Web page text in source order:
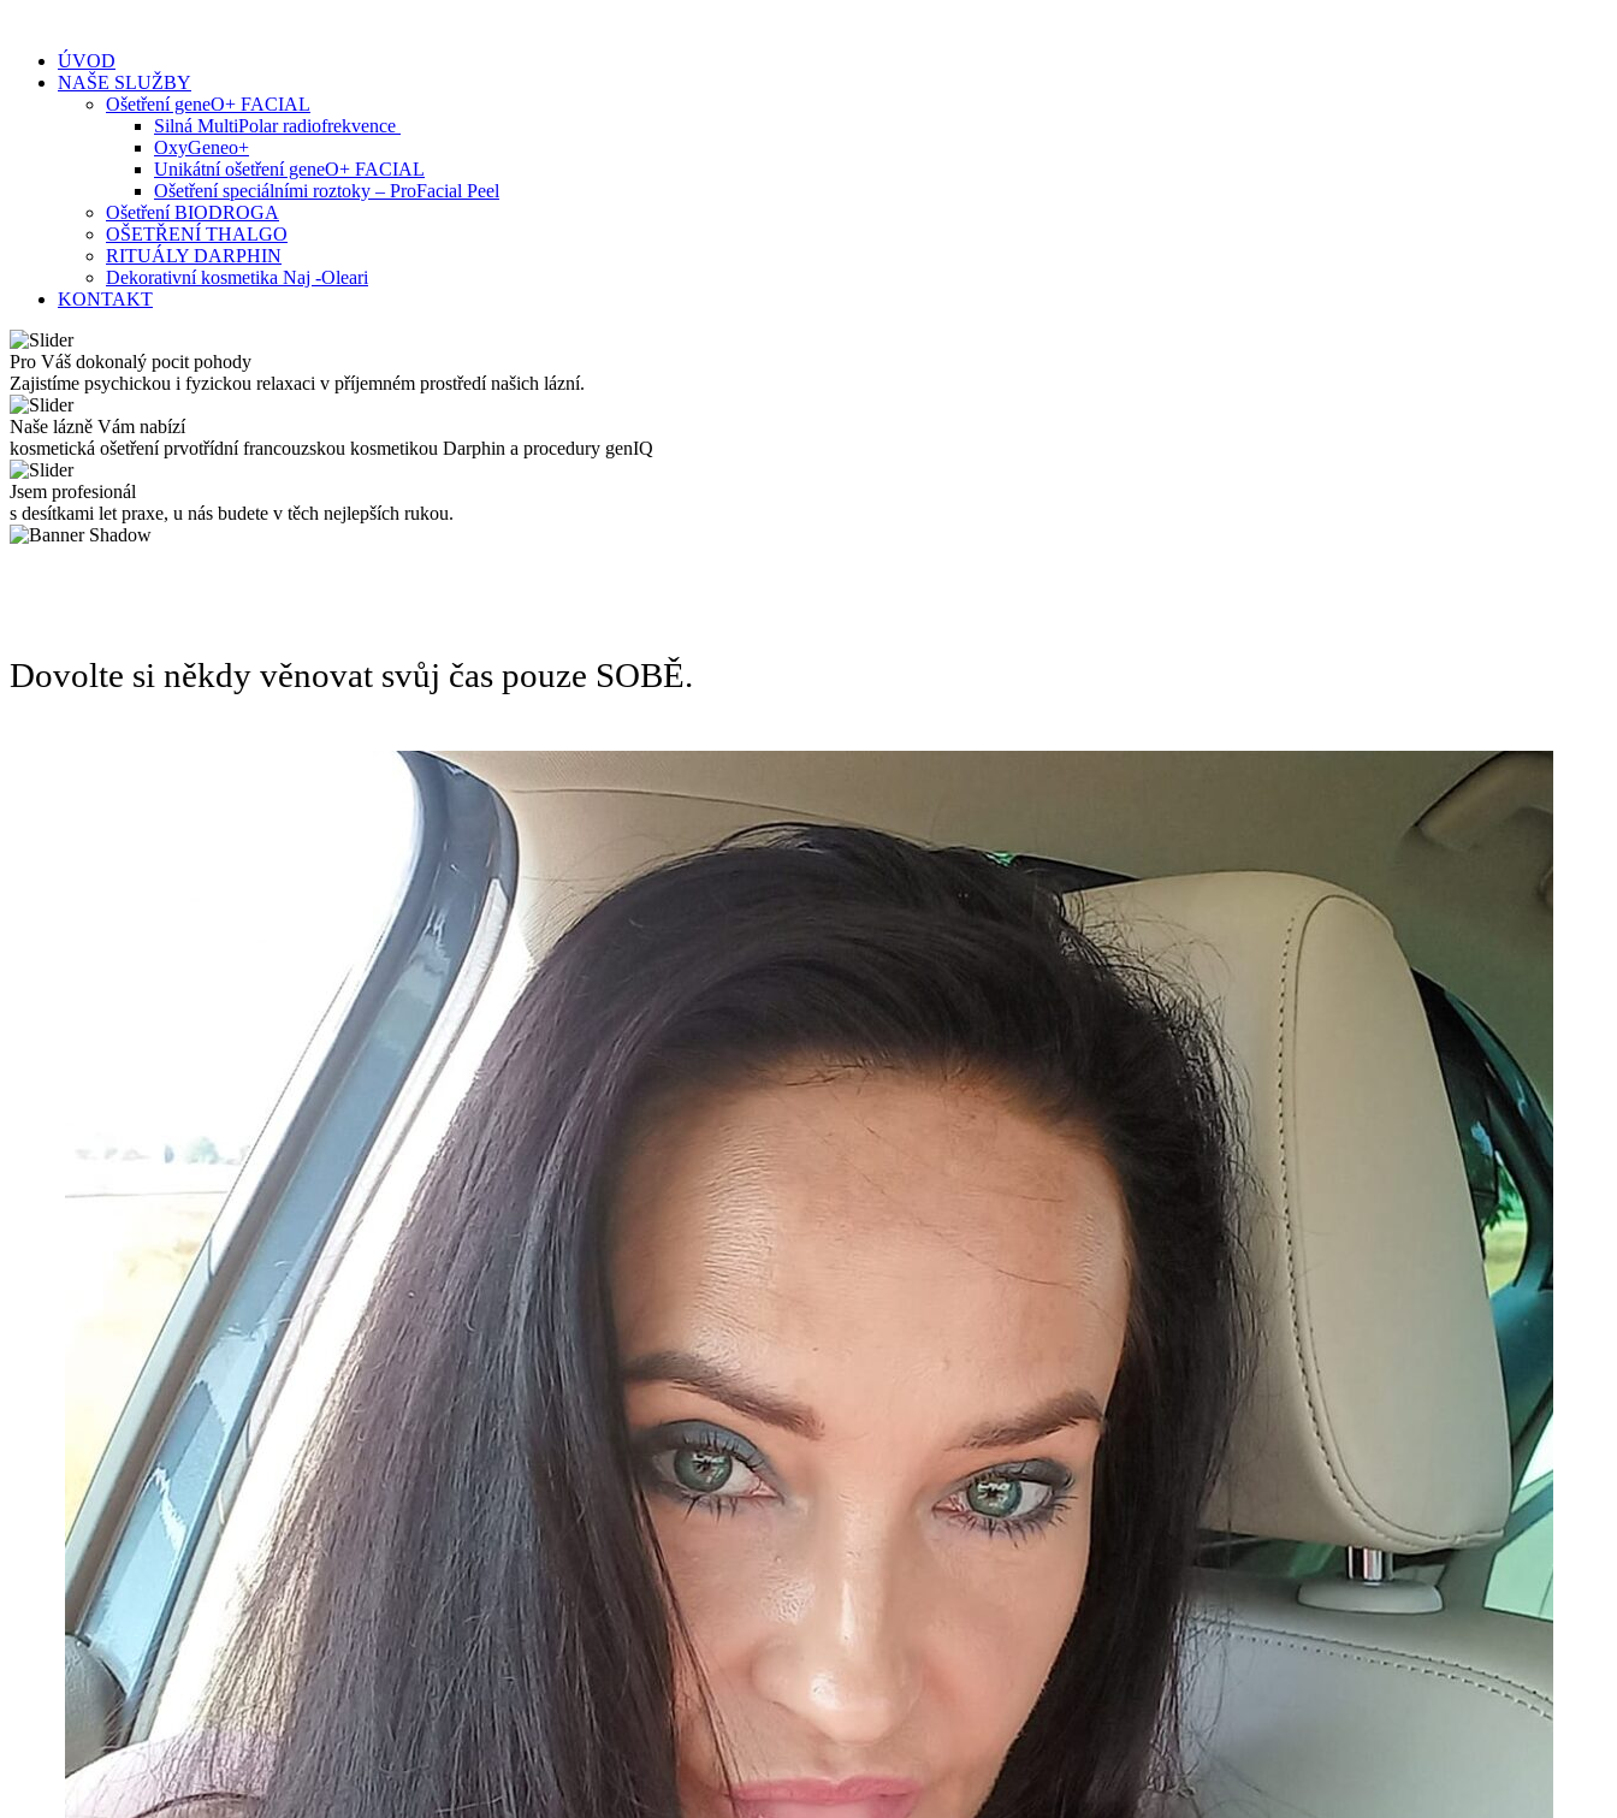
contentÚVOD
NAŠE SLUŽBY
Ošetření geneO+ FACIAL
Silná MultiPolar radiofrekvence
OxyGeneo+
Unikátní ošetření geneO+ FACIAL
Ošetření speciálními roztoky – ProFacial Peel
Ošetření BIODROGA
OŠETŘENÍ THALGO
RITUÁLY DARPHIN
Dekorativní kosmetika Naj -Oleari
KONTAKT
Pro Váš dokonalý pocit pohody
Zajistíme psychickou i fyzickou relaxaci v příjemném prostředí našich lázní.
Naše lázně Vám nabízí
kosmetická ošetření prvotřídní francouzskou kosmetikou Darphin a procedury genIQ
Jsem profesionál
s desítkami let praxe, u nás budete v těch nejlepších rukou.
Dovolte si někdy věnovat svůj čas pouze SOBĚ.